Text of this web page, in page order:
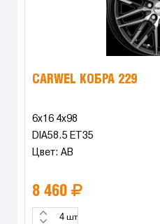
CARWEL КОБРА 229
6x16 4x98
DIA58.5 ET35
Цвет: AB
8 460
шт